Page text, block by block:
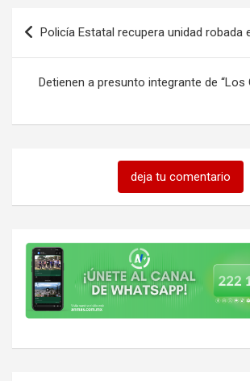
Navegación
de
entradas
Policía Estatal recupera unidad robada
Detienen a presunto integrante de “Los
deja tu comentario